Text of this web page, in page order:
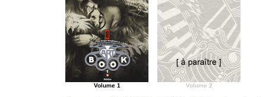
Volume 1 Volume 2